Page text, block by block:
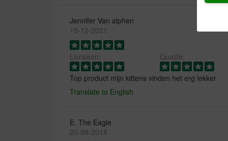
Jennifer Van alphen
15-12-2021
Livraison: Qualité:
Top product mijn kittens vinden het erg lekker
Translate to English
E. The Eagle
20-08-2018